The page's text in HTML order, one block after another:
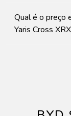
Qual é o preço
Yaris Cross